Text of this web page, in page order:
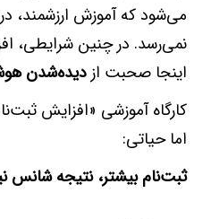
می‌شود که آموزش ارزشمند،
نمی‌رسد. در چنین شرایطی،
اینجا صحبت از دیده‌شدن
کارگاه آموزشی «افزایش
اما حیاتی:
ثبت‌نام بیشتر، نتیجه شانس